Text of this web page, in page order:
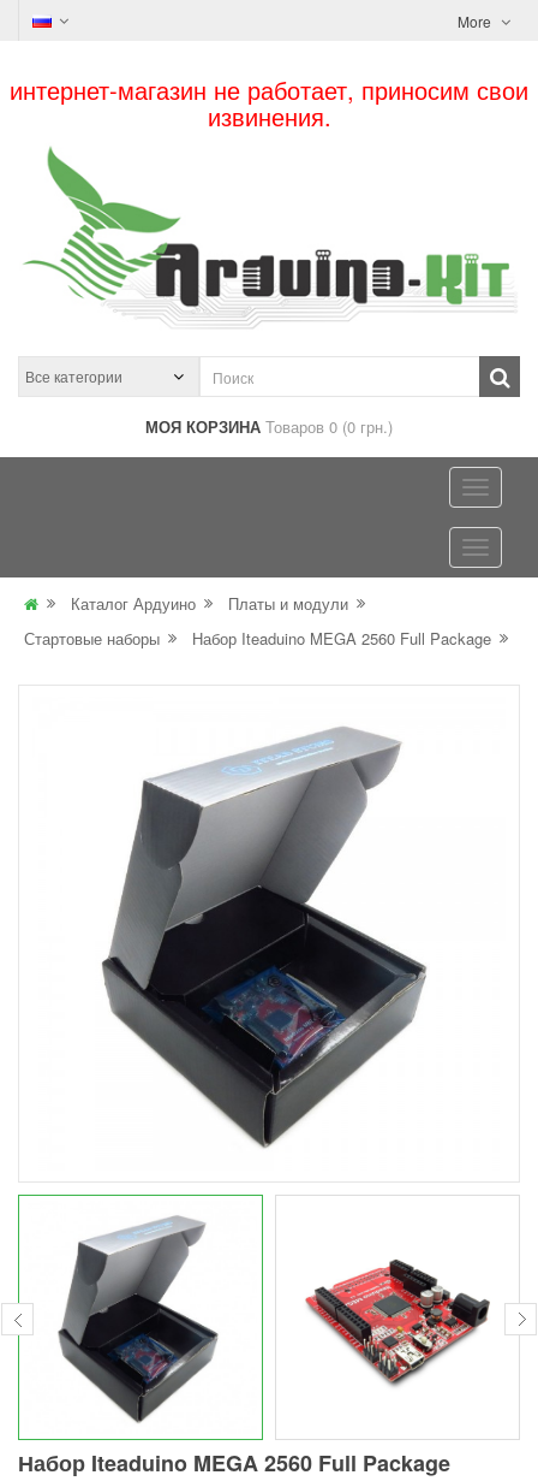
More
интернет-магазин не работает, приносим свои
извинения.
МОЯ КОРЗИНА Товаров 0 (0 грн.)
Каталог Ардуино
Платы и модули
Стартовые наборы
Набор Iteaduino MEGA 2560 Full Package
Набор Iteaduino MEGA 2560 Full Package